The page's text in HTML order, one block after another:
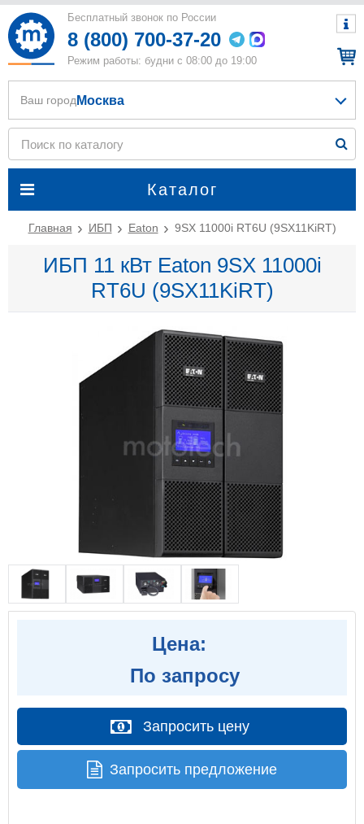
Бесплатный звонок по России
8 (800) 700-37-20
Режим работы: будни с 08:00 до 19:00
Каталог
Ваш город Москва
Главная ИБП Eaton 9SX 11000i RT6U (9SX11KiRT)
ИБП 11 кВт Eaton 9SX 11000i
RT6U (9SX11KiRT)
Цена:
По запросу
Запросить цену
Запросить предложение